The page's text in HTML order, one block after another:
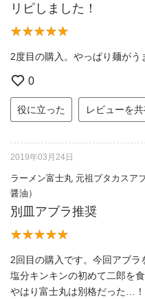
リピしました！
2度目の購入。やっぱり麺が
0
役に立った レビューを
2019年03月24日
ラーメン富士丸 元祖ブタカスア
醤油）
別皿アブラ推奨
2回目の購入です。今回アブラ
塩分キンキンの初めて二郎を
やはり富士丸は別格だった…！